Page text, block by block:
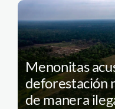
Menonitas
deforestación
de manera